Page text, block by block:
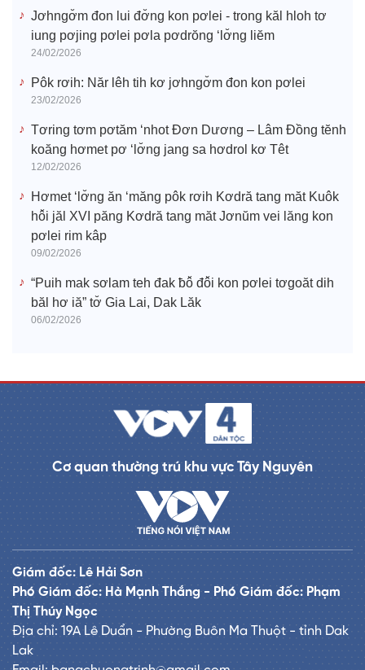
Jơhngơ̆m đon lui đơ̆ng kon pơlei - trong kăl hloh tơ
iung pơjing pơlei pơla pơdrŏng ‘lơ̆ng liĕm
24/02/2026
Pôk rơih: Năr lêh tih kơ jơhngơ̆m đon kon pơlei
23/02/2026
Tơring tơm pơtăm ‘nhot Đơn Dương – Lâm Đồng tĕnh
koăng hơmet pơ ‘lơ̆ng jang sa hơdrol kơ Têt
12/02/2026
Hơmet ‘lơ̆ng ăn ‘măng pôk rơih Kơdră tang măt Kuôk
hô̆i jăl XVI păng Kơdră tang măt Jơnŭm vei lăng kon
pơlei rim kâp
09/02/2026
“Puih mak sơlam teh đak ƀô̆ đô̆i kon pơlei tơgoăt dih
băl hơ iă” tơ̆ Gia Lai, Dak Lăk
06/02/2026
Cơ quan thường trú khu vực Tây Nguyên
Giám đốc: Lê Hải Sơn
Phó Giám đốc: Hà Mạnh Thắng - Phó Giám đốc: Phạm
Thị Thúy Ngọc
Địa chỉ: 19A Lê Duẩn - Phường Buôn Ma Thuột - tỉnh Dak
Lak